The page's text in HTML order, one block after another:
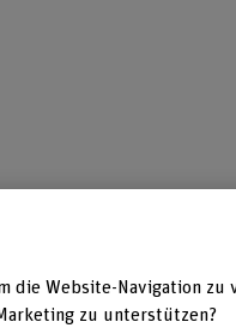
Adresse
die Website-Navigation zu
zu unterstützen?